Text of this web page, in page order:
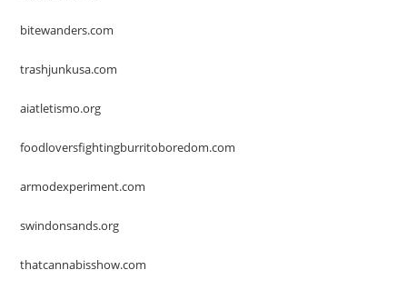
bitewanders.com
trashjunkusa.com
aiatletismo.org
foodloversfightingburritoboredom.com
armodexperiment.com
swindonsands.org
thatcannabisshow.com